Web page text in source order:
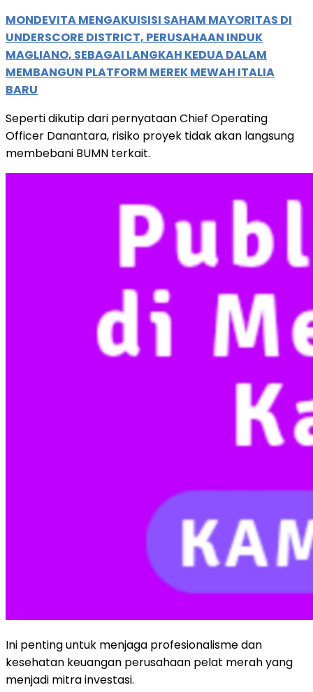
MONDEVITA MENGAKUISISI SAHAM MAYORITAS DI
UNDERSCORE DISTRICT, PERUSAHAAN INDUK
MAGLIANO, SEBAGAI LANGKAH KEDUA DALAM
MEMBANGUN PLATFORM MEREK MEWAH ITALIA
BARU
Seperti dikutip dari pernyataan Chief Operating
Officer Danantara, risiko proyek tidak akan langsung
membebani BUMN terkait.
Ini penting untuk menjaga profesionalisme dan
kesehatan keuangan perusahaan pelat merah yang
menjadi mitra investasi.